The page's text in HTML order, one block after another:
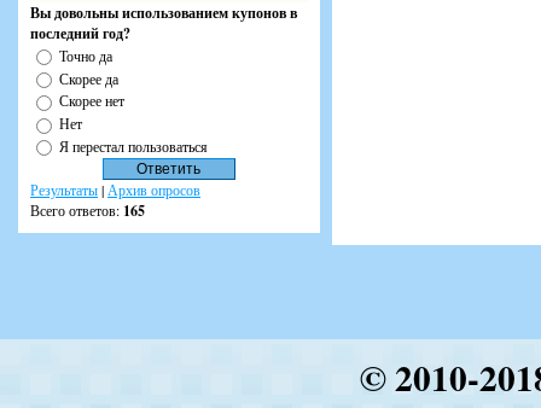
Вы довольны использованием купонов в
последний год?
Точно да
Скорее да
Скорее нет
Нет
Я перестал пользоваться
Результаты| Архив опросов
Всего ответов: 165
© 2010-